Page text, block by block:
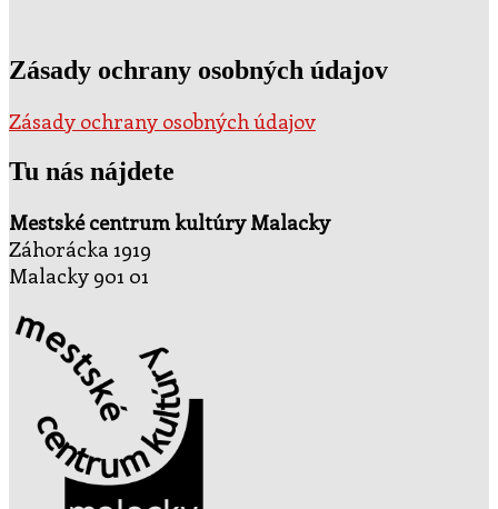
Zásady ochrany osobných údajov
Zásady ochrany osobných údajov
Tu nás nájdete
Mestské centrum kultúry Malacky
Záhorácka 1919
Malacky 901 01